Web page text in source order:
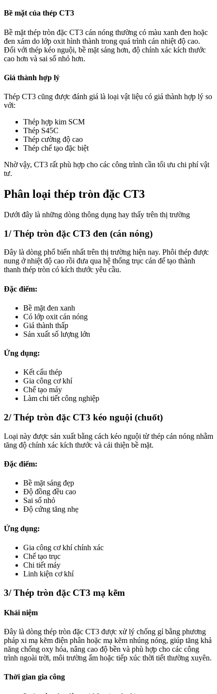
Bề mặt của thép CT3
Bề mặt thép tròn đặc CT3 cán nóng thường có màu xanh đen hoặc
đen xám do lớp oxit hình thành trong quá trình cán nhiệt độ cao.
Đối với thép kéo nguội, bề mặt sáng hơn, độ chính xác kích thước
cao hơn và sai số nhỏ hơn.
Giá thành hợp lý
Thép CT3 cũng được đánh giá là loại vật liệu có giá thành hợp lý so
với:
Thép hợp kim SCM
Thép S45C
Thép cường độ cao
Thép chế tạo đặc biệt
Nhờ vậy, CT3 rất phù hợp cho các công trình cần tối ưu chi phí vật
tư.
Phân loại thép tròn đặc CT3
Dưới đây là những dòng thông dụng hay thấy trên thị trường
1/ Thép tròn đặc CT3 đen (cán nóng)
Đây là dòng phổ biến nhất trên thị trường hiện nay. Phôi thép được
nung ở nhiệt độ cao rồi đưa qua hệ thống trục cán để tạo thành
thanh thép tròn có kích thước yêu cầu.
Đặc điểm:
Bề mặt đen xanh
Có lớp oxit cán nóng
Giá thành thấp
Sản xuất số lượng lớn
Ứng dụng:
Kết cấu thép
Gia công cơ khí
Chế tạo máy
Làm chi tiết công nghiệp
2/ Thép tròn đặc CT3 kéo nguội (chuốt)
Loại này được sản xuất bằng cách kéo nguội từ thép cán nóng nhằm
tăng độ chính xác kích thước và cải thiện bề mặt.
Đặc điểm:
Bề mặt sáng đẹp
Độ đồng đều cao
Sai số nhỏ
Độ cứng tăng nhẹ
Ứng dụng:
Gia công cơ khí chính xác
Chế tạo trục
Chi tiết máy
Linh kiện cơ khí
3/ Thép tròn đặc CT3 mạ kẽm
Khái niệm
Đây là dòng thép tròn đặc CT3 được xử lý chống gỉ bằng phương
pháp xi mạ kẽm điện phân hoặc mạ kẽm nhúng nóng, giúp tăng khả
năng chống oxy hóa, nâng cao độ bền và phù hợp cho các công
trình ngoài trời, môi trường ẩm hoặc tiếp xúc thời tiết thường xuyên.
Thời gian gia công